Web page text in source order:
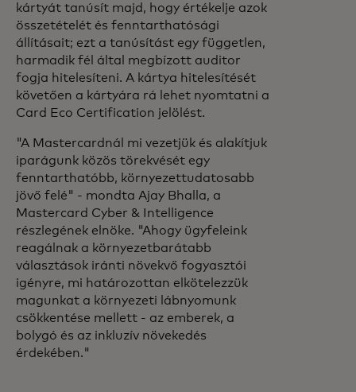
kártyát tanúsít majd, hogy értékelje azok
összetételét és fenntarthatósági
állításait; ezt a tanúsítást egy független,
harmadik fél által megbízott auditor
fogja hitelesíteni. A kártya hitelesítését
követően a kártyára rá lehet nyomtatni a
Card Eco Certification jelölést.
"A Mastercardnál mi vezetjük és alakítjuk
iparágunk közös törekvését egy
fenntarthatóbb, környezettudatosabb
jövő felé" - mondta Ajay Bhalla, a
Mastercard Cyber & Intelligence
részlegének elnöke. "Ahogy ügyfeleink
reagálnak a környezetbarátabb
választások iránti növekvő fogyasztói
igényre, mi határozottan elkötelezzük
magunkat a környezeti lábnyomunk
csökkentése mellett - az emberek, a
bolygó és az inkluzív növekedés
érdekében."